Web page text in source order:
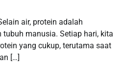
air, protein adalah
manusia. Setiap hari, kita
yang cukup, terutama saat
[…]